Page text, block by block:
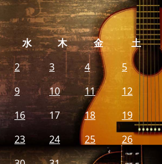
水 木 金
土
2 3 4
5
9 10 11
12
16 17 18
19
23 24 25
26